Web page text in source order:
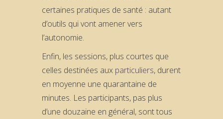
certaines pratiques de santé : autant
d’outils qui vont amener vers
l’autonomie.
Enfin, les sessions, plus courtes que
celles destinées aux particuliers, durent
en moyenne une quarantaine de
minutes. Les participants, pas plus
d’une douzaine en général, sont tous